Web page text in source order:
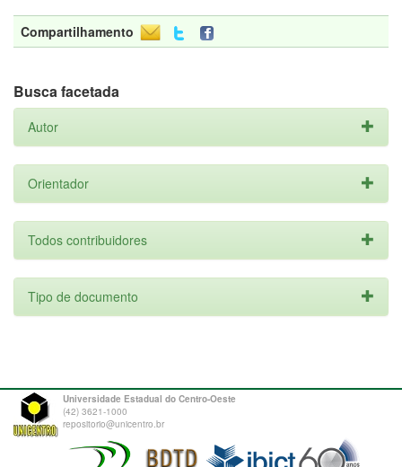
Compartilhamento
Busca facetada
Autor
Orientador
Todos contribuidores
Tipo de documento
Universidade Estadual do Centro-Oeste
(42) 3621-1000
repositorio@unicentro.br